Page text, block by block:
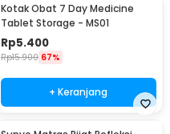
Kotak Obat 7 Day Medicine
Tablet Storage - MS01
Rp5.400
Rp15.900 67%
+ Keranjang